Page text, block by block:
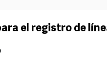
el registro de